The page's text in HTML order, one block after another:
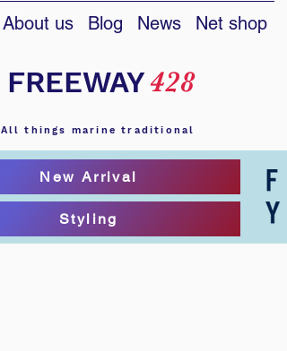
About us Blog News Net shop
FREEWAY428
All things marine traditional
New Arrival
Styling